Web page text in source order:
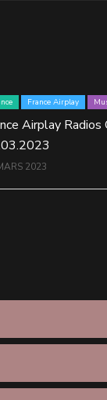
France Airplay
Airplay Radios
2023